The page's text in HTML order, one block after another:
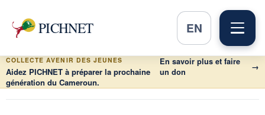
PICHNET EN
COLLECTE AVENIR DES JEUNES
Aidez PICHNET à préparer la prochaine
génération du Cameroun.
En savoir plus et faire
un don
→